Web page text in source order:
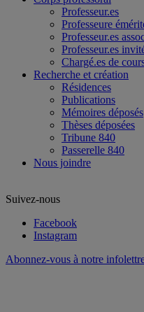
Professeur.es
Professeure
Professeur.es
Professeur.es
Chargé.es de
Recherche et création
Résidences
Publications
Mémoires déposés
Thèses déposées
Tribune 840
Passerelle 840
Nous joindre
Suivez-nous
Facebook
Instagram
Abonnez-vous à notre